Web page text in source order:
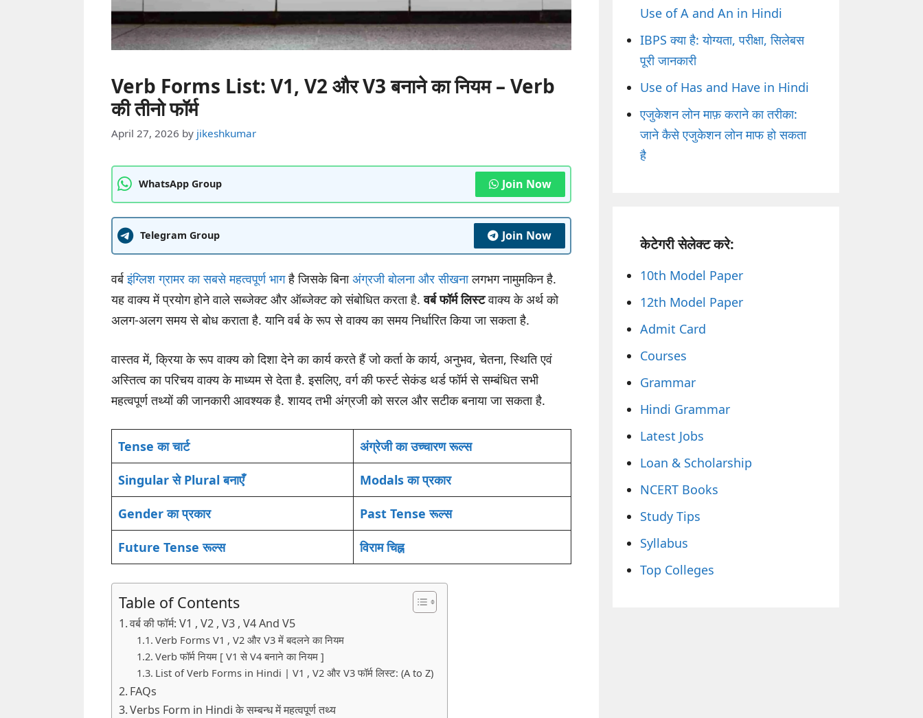
Verb Forms List: V1, V2 और V3 बनाने का नियम – Verb
की तीनो फॉर्म
April 27, 2026 by jikeshkumar
WhatsApp Group Join Now
Telegram Group Join Now
वर्बइंग्लिश ग्रामर का सबसे महत्वपूर्ण भागहै जिसके बिनाअंग्रजी बोलना और सीखनालगभग नामुमकिन है.
यह वाक्य में प्रयोग होने वाले सब्जेक्ट और ऑब्जेक्ट को संबोधित करता है.वर्ब फॉर्म लिस्टवाक्य के अर्थ को
अलग-अलग समय से बोध कराता है. यानि वर्ब के रूप से वाक्य का समय निर्धारित किया जा सकता है.
वास्तव में, क्रिया के रूप वाक्य को दिशा देने का कार्य करते हैं जो कर्ता के कार्य, अनुभव, चेतना, स्थिति एवं
अस्तित्व का परिचय वाक्य के माध्यम से देता है. इसलिए, वर्ग की फर्स्ट सेकंड थर्ड फॉर्म से सम्बंधित सभी
महत्वपूर्ण तथ्यों की जानकारी आवश्यक है. शायद तभी अंग्रजी को सरल और सटीक बनाया जा सकता है.
Tense का चार्ट अंग्रेजी का उच्चारण रूल्स
Singular से Plural बनाएँ Modals का प्रकार
Gender का प्रकार Past Tense रूल्स
Future Tense रूल्स विराम चिह्न
Table of Contents
वर्ब की फॉर्म: V1 , V2 , V3 , V4 And V5
Verb Forms V1 , V2 और V3 में बदलने का नियम
Verb फॉर्म नियम [ V1 से V4 बनाने का नियम ]
List of Verb Forms in Hindi | V1 , V2 और V3 फॉर्म लिस्ट: (A to Z)
FAQs
Verbs Form in Hindi के सम्बन्ध में महत्वपूर्ण तथ्य
Use of A and An in Hindi
IBPS क्या है: योग्यता, परीक्षा, सिलेबस
पूरी जानकारी
Use of Has and Have in Hindi
एजुकेशन लोन माफ़ कराने का तरीका:
जाने कैसे एजुकेशन लोन माफ हो सकता
है
केटेगरी सेलेक्ट करे:
10th Model Paper
12th Model Paper
Admit Card
Courses
Grammar
Hindi Grammar
Latest Jobs
Loan & Scholarship
NCERT Books
Study Tips
Syllabus
Top Colleges